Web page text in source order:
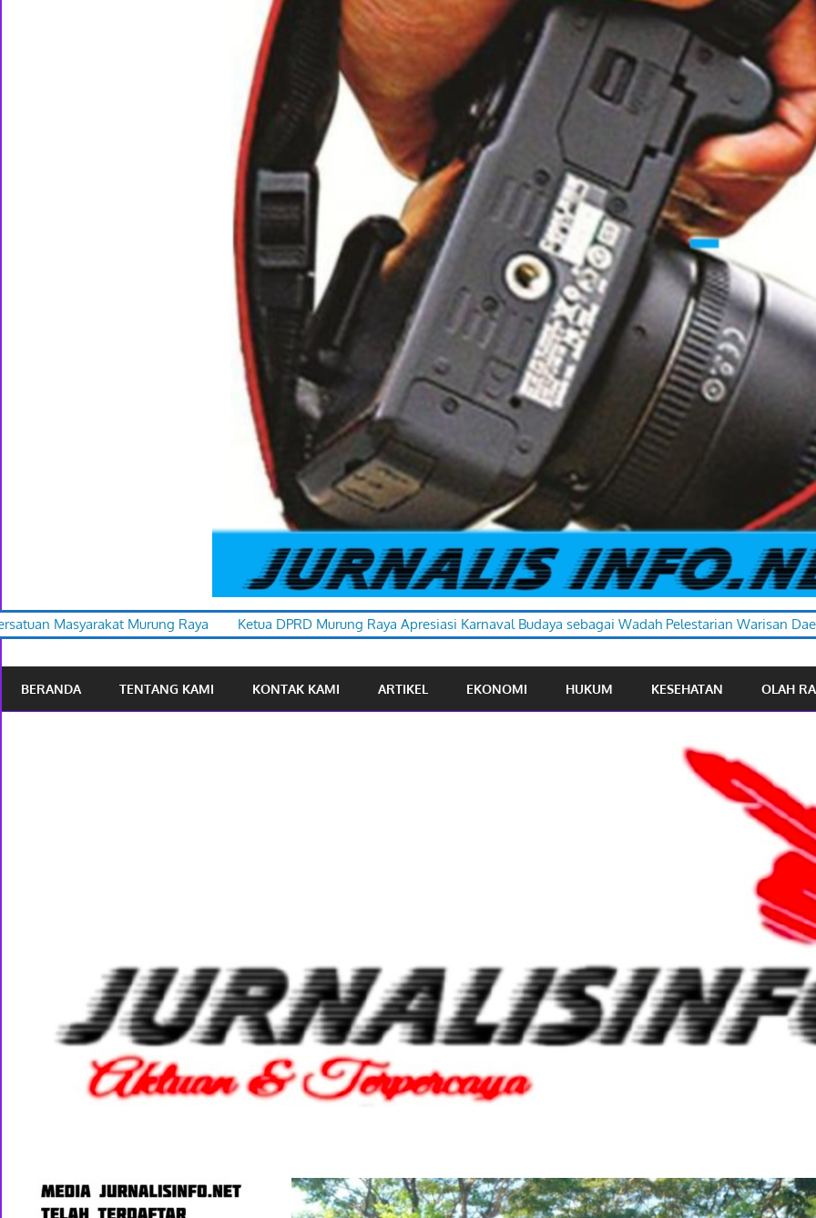
Raya Ketua DPRD Murung Raya Apresiasi Karnaval Budaya sebagai Wadah Pelestarian Warisan Daerah
BERANDA TENTANG KAMI KONTAK KAMI ARTIKEL EKONOMI HUKUM KESEHATAN OLAH